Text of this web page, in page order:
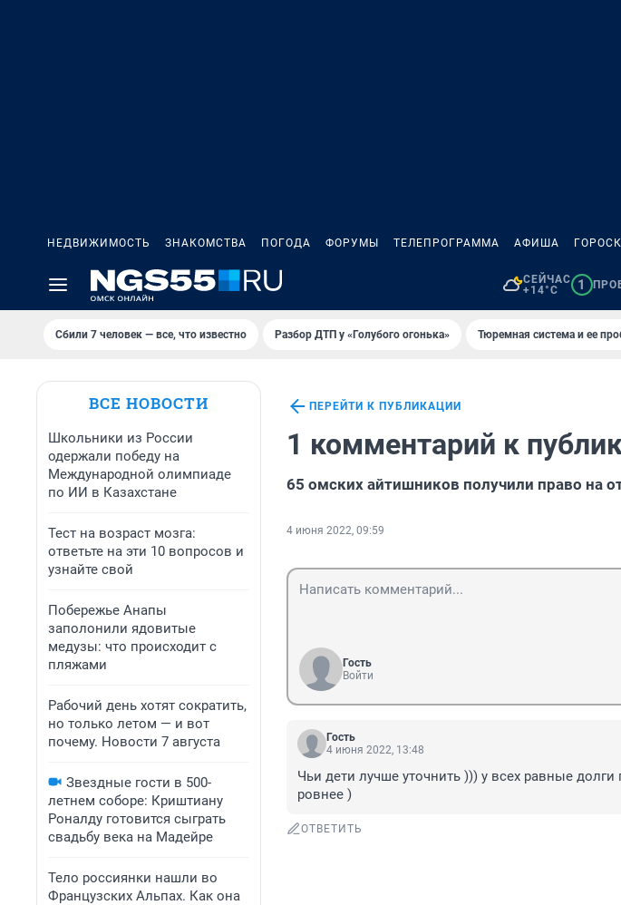
НЕДВИЖИМОСТЬ ЗНАКОМСТВА ПОГОДА ФОРУМЫ ТЕЛЕПРОГРАММА АФИША
СЕЙЧАС
+14°C
1
Сбили 7 человек — все, что известно Разбор ДТП у «Голубого огонька» Тюремная система и ее
ВСЕ НОВОСТИ
Школьники из России
одержали победу на
Международной олимпиаде
по ИИ в Казахстане
Тест на возраст мозга:
ответьте на эти 10 вопросов и
узнайте свой
Побережье Анапы
заполонили ядовитые
медузы: что происходит с
пляжами
Рабочий день хотят сократить,
но только летом — и вот
почему. Новости 7 августа
Звездные гости в 500-
летнем соборе: Криштиану
Роналду готовится сыграть
свадьбу века на Мадейре
Тело россиянки нашли во
Французских Альпах. Как она
ПЕРЕЙТИ К ПУБЛИКАЦИИ
1 комментарий к
65 омских айтишников получили право на
4 июня 2022, 09:59
Гость
Войти
Гость
4 июня 2022, 13:48
Чьи дети лучше уточнить ))) у всех равные долги
ровнее )
ОТВЕТИТЬ